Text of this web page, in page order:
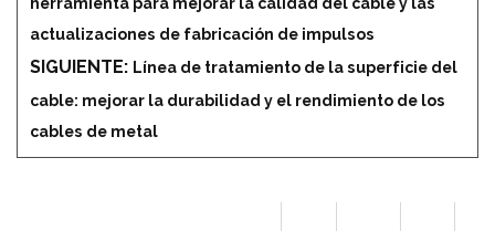
actualizaciones de fabricación de impulsos
SIGUIENTE: Línea de tratamiento de la superficie del
cable: mejorar la durabilidad y el rendimiento de los
cables de metal